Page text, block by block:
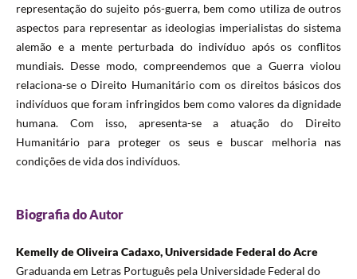
representação do sujeito pós-guerra, bem como utiliza de outros
aspectos para representar as ideologias imperialistas do sistema
alemão e a mente perturbada do indivíduo após os conflitos
mundiais. Desse modo, compreendemos que a Guerra violou
relaciona-se o Direito Humanitário com os direitos básicos dos
indivíduos que foram infringidos bem como valores da dignidade
humana. Com isso, apresenta-se a atuação do Direito
Humanitário para proteger os seus e buscar melhoria nas
condições de vida dos indivíduos.
Biografia do Autor
Kemelly de Oliveira Cadaxo, Universidade Federal do Acre
Graduanda em Letras Português pela Universidade Federal do